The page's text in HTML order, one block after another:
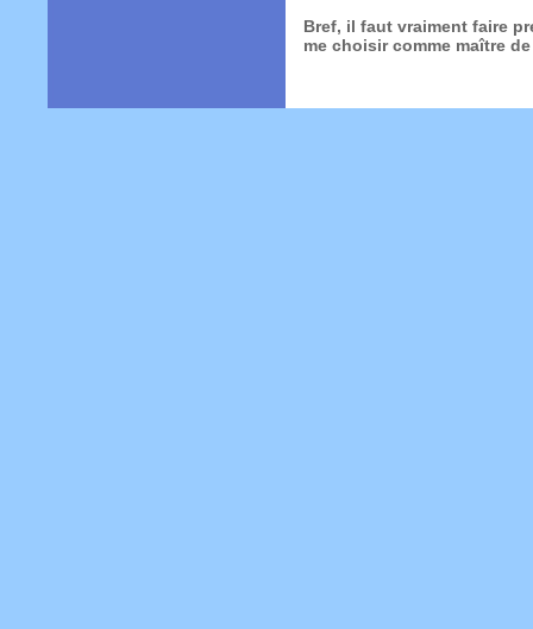
Bref, il faut vraiment faire
me choisir comme maître